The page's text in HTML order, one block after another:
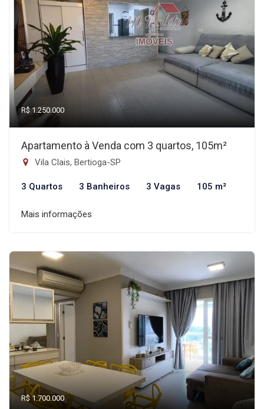
R$ 1.250.000
Apartamento à Venda com 3 quartos, 105m²
Vila Clais, Bertioga-SP
3 Quartos 3 Banheiros 3 Vagas 105 m²
Mais informações
R$ 1.700.000